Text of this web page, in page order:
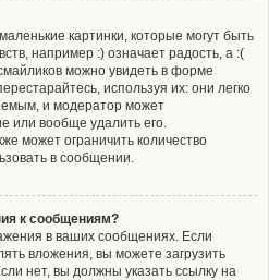
картинки, которые могут быть
например :) означает радость, а :(
можно увидеть в форме
используя их: они легко
и модератор может
или вообще удалить его.
может ограничить количество
в сообщении.
к сообщениям?
в ваших сообщениях. Если
вложения, вы можете загрузить
нет, вы должны указать ссылку на